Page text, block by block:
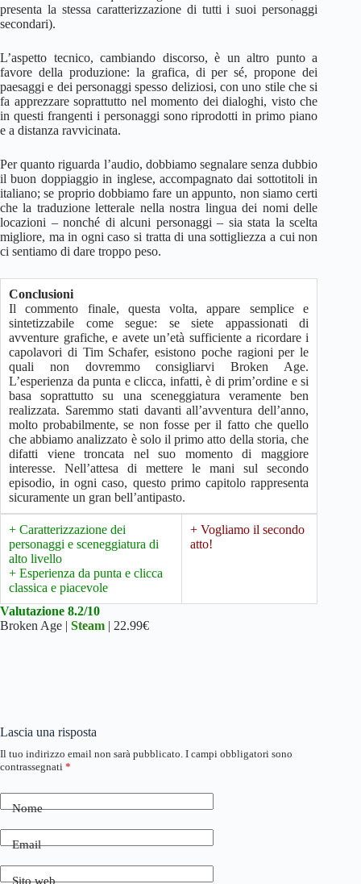
presenta la stessa caratterizzazione di tutti i suoi personaggi
secondari).
L’aspetto tecnico, cambiando discorso, è un altro punto a
favore della produzione: la grafica, di per sé, propone dei
paesaggi e dei personaggi spesso deliziosi, con uno stile che si
fa apprezzare soprattutto nel momento dei dialoghi, visto che
in questi frangenti i personaggi sono riprodotti in primo piano
e a distanza ravvicinata.
Per quanto riguarda l’audio, dobbiamo segnalare senza dubbio
il buon doppiaggio in inglese, accompagnato dai sottotitoli in
italiano; se proprio dobbiamo fare un appunto, non siamo certi
che la traduzione letterale nella nostra lingua dei nomi delle
locazioni – nonché di alcuni personaggi – sia stata la scelta
migliore, ma in ogni caso si tratta di una sottigliezza a cui non
ci sentiamo di dare troppo peso.
Conclusioni
Il commento finale, questa volta, appare semplice e
sintetizzabile come segue: se siete appassionati di
avventure grafiche, e avete un’età sufficiente a ricordare i
capolavori di Tim Schafer, esistono poche ragioni per le
quali non dovremmo consigliarvi Broken Age.
L’esperienza da punta e clicca, infatti, è di prim’ordine e si
basa soprattutto su una sceneggiatura veramente ben
realizzata. Saremmo stati davanti all’avventura dell’anno,
molto probabilmente, se non fosse per il fatto che quello
che abbiamo analizzato è solo il primo atto della storia, che
difatti viene troncata nel suo momento di maggiore
interesse. Nell’attesa di mettere le mani sul secondo
episodio, in ogni caso, questo primo capitolo rappresenta
sicuramente un gran bell’antipasto.
+ Caratterizzazione dei
personaggi e sceneggiatura di
alto livello
+ Esperienza da punta e clicca
classica e piacevole
+ Vogliamo il secondo
atto!
Valutazione 8.2/10
Broken Age | Steam | 22.99€
Lascia una risposta
Il tuo indirizzo email non sarà pubblicato. I campi obbligatori sono
contrassegnati *
Nome
Email
Sito web